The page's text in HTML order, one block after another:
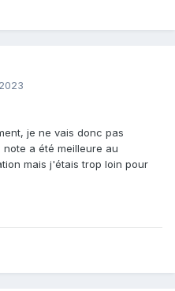
je ne vais donc pas
a été meilleure au
mais j'étais trop loin pour